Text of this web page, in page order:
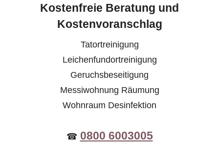
Kostenfreie Beratung und
Kostenvoranschlag
Tatortreinigung
Leichenfundortreinigung
Geruchsbeseitigung
Messiwohnung Räumung
Wohnraum Desinfektion
☎ 0800 6003005